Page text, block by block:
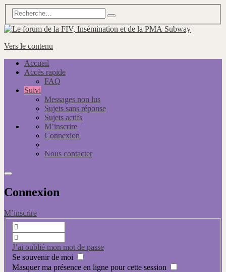
Subway
Vers le contenu
Accueil
Accès rapide
FAQ
Suivi
Messages non lus
Sujets sans réponse
Sujets actifs
M’inscrire
Connexion
Nous contacter
Connexion
M’inscrire
J’ai oublié mon mot de passe
Se souvenir de moi
Masquer ma présence en ligne pour cette session